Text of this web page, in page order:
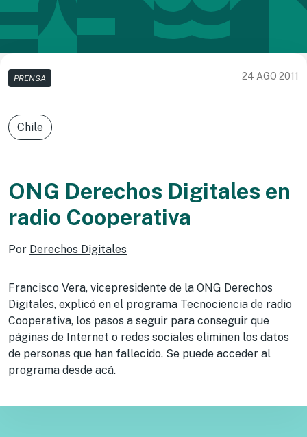
PRENSA 24 AGO 2011
Chile
ONG Derechos Digitales en
radio Cooperativa
Por Derechos Digitales
Francisco Vera, vicepresidente de la ONG Derechos
Digitales, explicó en el programa Tecnociencia de radio
Cooperativa, los pasos a seguir para conseguir que
páginas de Internet o redes sociales eliminen los datos
de personas que han fallecido. Se puede acceder al
programa desde acá.